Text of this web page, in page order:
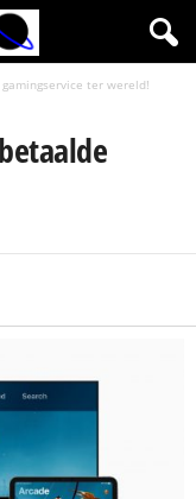
ter wereld!